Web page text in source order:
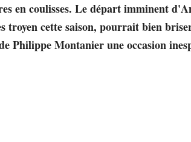
en coulisses. Le départ imminent
troyen cette saison, pourrait bien
Philippe Montanier une occasion